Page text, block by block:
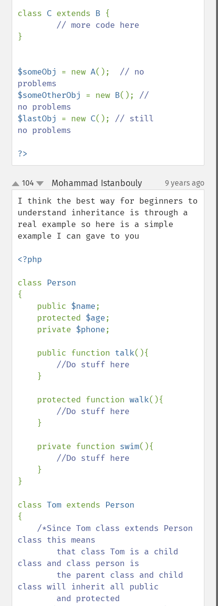
class C extends B {
}
$someObj = new A(); // no
$someOtherObj = new B(); //
$lastObj = new C(); // still
no problems
?>
up
down
104 Mohammad Istanbouly¶ 9 years ago
I think the best way for beginners to
understand inheritance is through a
real example so here is a simple
example I can gave to you
<?php
class
{
    public
$name;
    protected
$age;
    private
$phone;
    public function
talk(){
//Do stuff here
}
    protected function
walk(){
//Do stuff here
}
    private function
swim(){
//Do stuff here
}
}
class Tom extends
{
/*Since Tom class extends Person
class this means
class and class person is
class will inherit all public